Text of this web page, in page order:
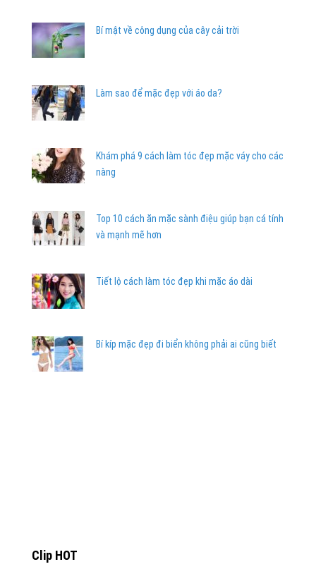
Bí mật về công dụng của cây cải trời
Làm sao để mặc đẹp với áo da?
Khám phá 9 cách làm tóc đẹp mặc váy cho các
nàng
Top 10 cách ăn mặc sành điệu giúp bạn cá tính
và mạnh mẽ hơn
Tiết lộ cách làm tóc đẹp khi mặc áo dài
Bí kíp mặc đẹp đi biển không phải ai cũng biết
Clip HOT